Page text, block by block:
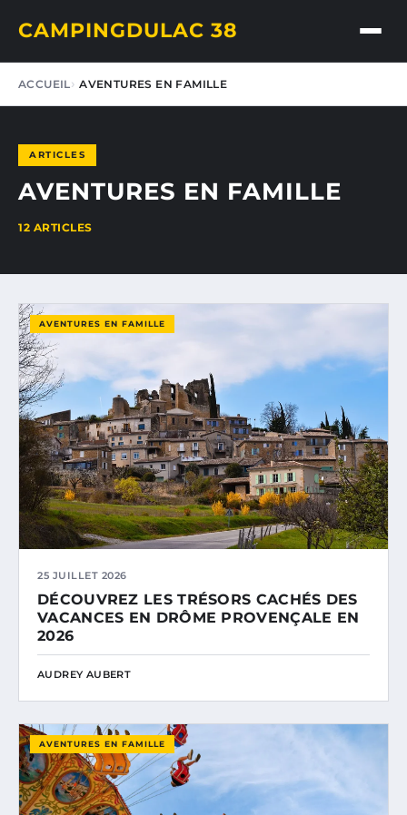
CAMPINGDULAC 38
ACCUEIL AVENTURES EN FAMILLE
ARTICLES
AVENTURES EN FAMILLE
12 ARTICLES
AVENTURES EN FAMILLE
25 JUILLET 2026
DÉCOUVREZ LES TRÉSORS CACHÉS DES
VACANCES EN DRÔME PROVENÇALE EN
2026
AUDREY AUBERT
AVENTURES EN FAMILLE